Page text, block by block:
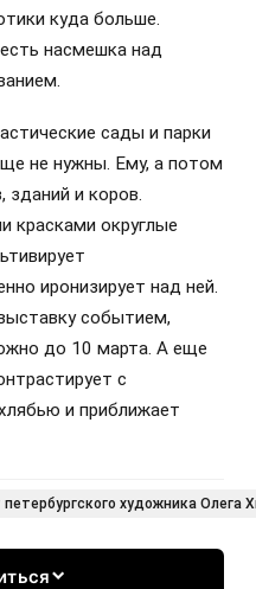
куда больше.
насмешка над
сады и парки
не нужны. Ему, а потом
зданий и коров.
красками округлые
иронизирует над ней.
событием,
до 10 марта. А еще
с
и приближает
художника Олега